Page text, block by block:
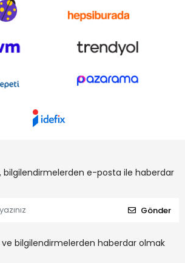
bilgilendirmelerden e-posta ile haberdar
Gönder
bilgilendirmelerden haberdar olmak